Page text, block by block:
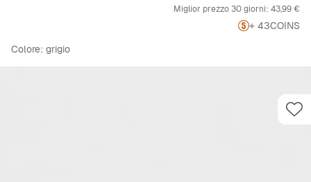
Miglior prezzo 30 giorni: 43,99 €
+ 43COINS
Colore: grigio